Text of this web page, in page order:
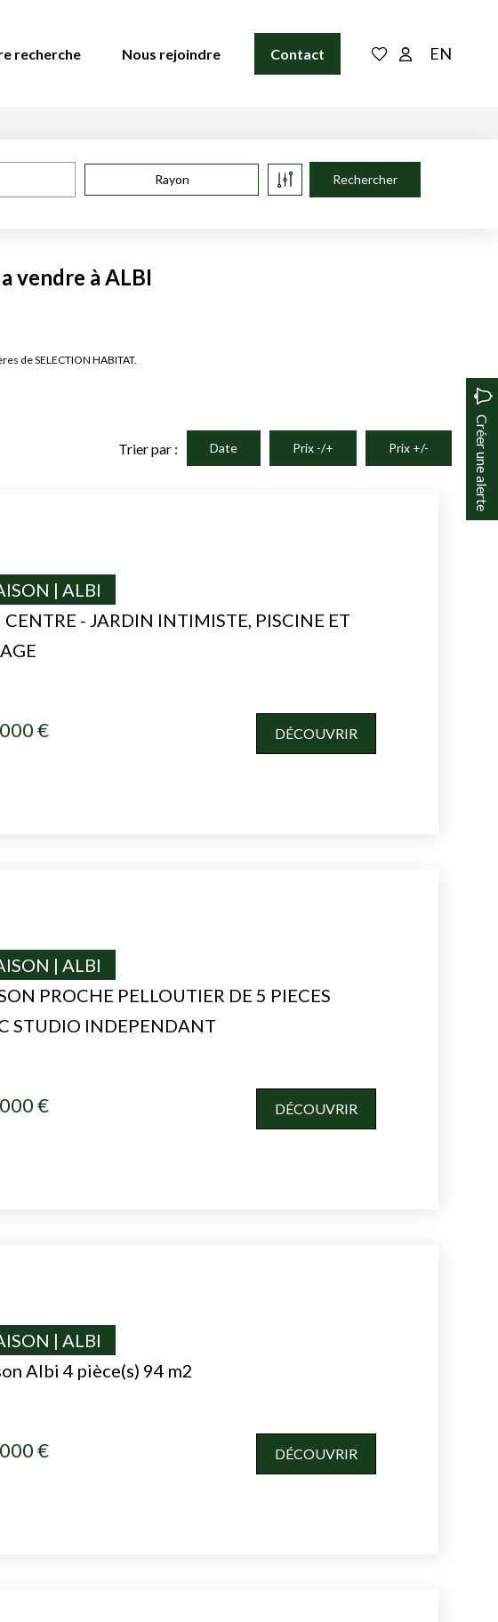
recherche Nous rejoindre Contact EN
Rayon
vendre à ALBI
de SELECTION HABITAT.
Créer une alerte
Trier par : Date Prix -/+ Prix +/-
CENTRE - JARDIN INTIMISTE, PISCINE ET
| ALBI
€ DÉCOUVRIR
PROCHE PELLOUTIER DE 5 PIECES
STUDIO INDEPENDANT
| ALBI
€ DÉCOUVRIR
Albi 4 pièce(s) 94 m2
| ALBI
€ DÉCOUVRIR